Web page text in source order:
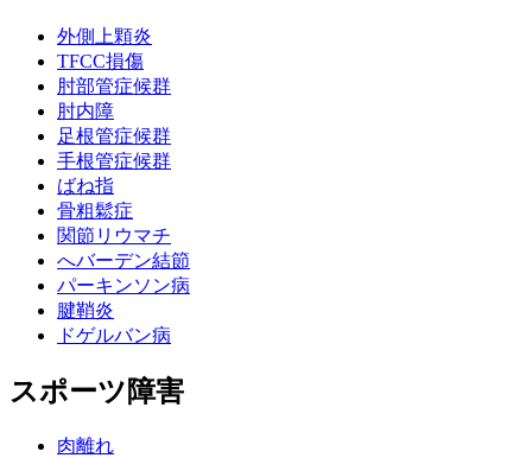
外側上顆炎
TFCC損傷
肘部管症候群
肘内障
足根管症候群
手根管症候群
ばね指
骨粗鬆症
関節リウマチ
へバーデン結節
パーキンソン病
腱鞘炎
ドゲルバン病
スポーツ障害
肉離れ